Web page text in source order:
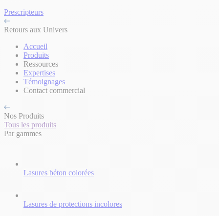
Prescripteurs
Retours aux Univers
Accueil
Produits
Ressources
Expertises
Témoignages
Contact commercial
Nos Produits
Tous les produits
Par gammes
Lasures béton colorées
Lasures de protections incolores